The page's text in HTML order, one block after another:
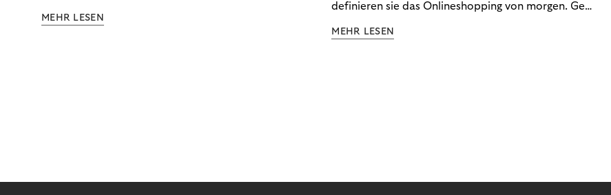
Erlebnis.
MEHR LESEN
definieren sie das Onlineshopping von morgen. Gen
gemeinsame Leidenschaft - allerdings
MEHR LESEN